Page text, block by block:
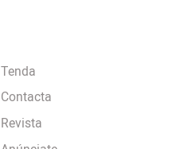
Tenda
Contacta
Revista